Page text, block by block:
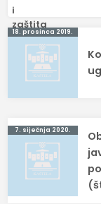
Navigacija
objava
18. prosinca 2019.
7. siječnja 2020.